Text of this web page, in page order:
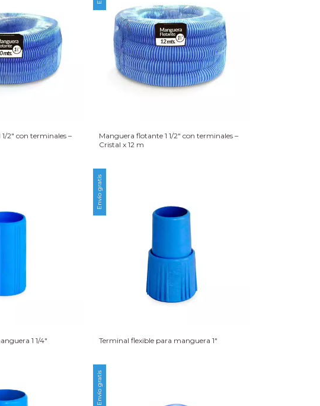
2″ con terminales –
Manguera flotante 1 1/2″ con terminales –
Cristal x 12 m
1 1/4″
Envío gratis
Terminal flexible para manguera 1″
Envío gratis